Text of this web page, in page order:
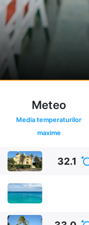
Meteo
Media temperaturilor
maxime
32.1